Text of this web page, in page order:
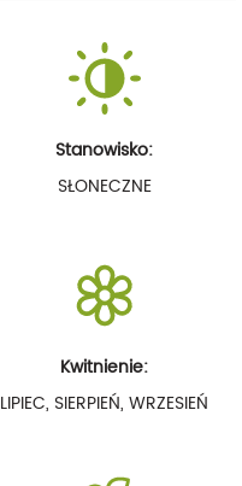
Stanowisko:
SŁONECZNE
Kwitnienie:
LIPIEC, SIERPIEŃ, WRZESIEŃ